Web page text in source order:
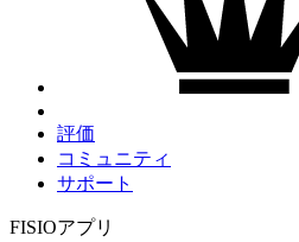
評価
コミュニティ
サポート
FISIOアプリ